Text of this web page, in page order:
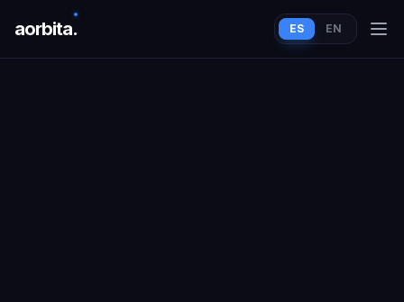
aorbita. ES EN